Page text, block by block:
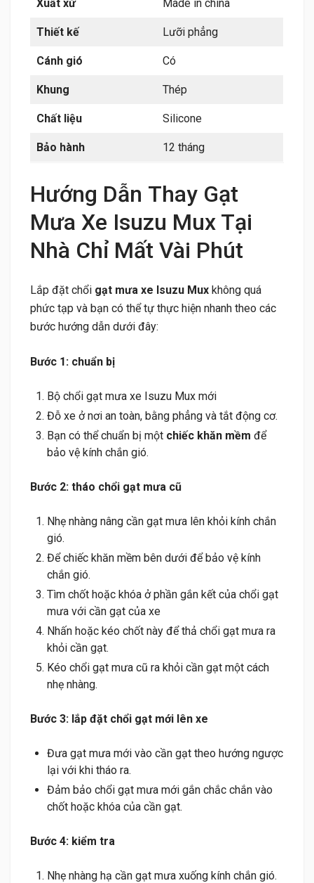
Xuất xứ Made in china
Thiết kế Lưỡi phẳng
Cánh gió Có
Khung Thép
Chất liệu Silicone
Bảo hành 12 tháng
Hướng Dẫn Thay Gạt
Mưa Xe Isuzu Mux Tại
Nhà Chỉ Mất Vài Phút
Lắp đặt chổi gạt mưa xe Isuzu Mux không quá
phức tạp và bạn có thể tự thực hiện nhanh theo các
bước hướng dẫn dưới đây:
Bước 1: chuẩn bị
Bộ chổi gạt mưa xe Isuzu Mux mới
Đỗ xe ở nơi an toàn, bằng phẳng và tắt động cơ.
Bạn có thể chuẩn bị một chiếc khăn mềm để
bảo vệ kính chắn gió.
Bước 2: tháo chổi gạt mưa cũ
Nhẹ nhàng nâng cần gạt mưa lên khỏi kính chắn
gió.
Để chiếc khăn mềm bên dưới để bảo vệ kính
chắn gió.
Tìm chốt hoặc khóa ở phần gắn kết của chổi gạt
mưa với cần gạt của xe
Nhấn hoặc kéo chốt này để thả chổi gạt mưa ra
khỏi cần gạt.
Kéo chổi gạt mưa cũ ra khỏi cần gạt một cách
nhẹ nhàng.
Bước 3: lắp đặt chổi gạt mới lên xe
Đưa gạt mưa mới vào cần gạt theo hướng ngược
lại với khi tháo ra.
Đảm bảo chổi gạt mưa mới gắn chắc chắn vào
chốt hoặc khóa của cần gạt.
Bước 4: kiểm tra
Nhẹ nhàng hạ cần gạt mưa xuống kính chắn gió.